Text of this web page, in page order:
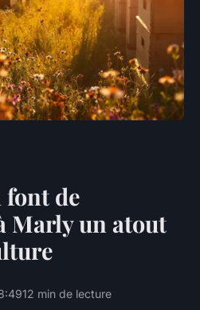
font de
Marly un atout
12 min de lecture